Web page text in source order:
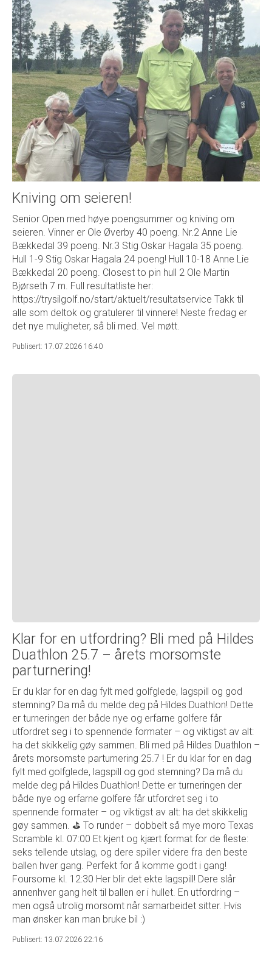
Kniving om seieren!
Senior Open med høye poengsummer og kniving om
seieren. Vinner er Ole Øverby 40 poeng. Nr.2 Anne Lie
Bækkedal 39 poeng. Nr.3 Stig Oskar Hagala 35 poeng.
Hull 1-9 Stig Oskar Hagala 24 poeng! Hull 10-18 Anne Lie
Bækkedal 20 poeng. Closest to pin hull 2 Ole Martin
Bjørseth 7 m. Full resultatliste her:
https://trysilgolf.no/start/aktuelt/resultatservice Takk til
alle som deltok og gratulerer til vinnere! Neste fredag er
det nye muligheter, så bli med. Vel møtt.
Publisert: 17.07.2026 16:40
Klar for en utfordring? Bli med på Hildes
Duathlon 25.7 – årets morsomste
parturnering!
Er du klar for en dag fylt med golfglede, lagspill og god
stemning? Da må du melde deg på Hildes Duathlon! Dette
er turneringen der både nye og erfarne golfere får
utfordret seg i to spennende formater – og viktigst av alt:
ha det skikkelig gøy sammen. Bli med på Hildes Duathlon –
årets morsomste parturnering 25.7 ! Er du klar for en dag
fylt med golfglede, lagspill og god stemning? Da må du
melde deg på Hildes Duathlon! Dette er turneringen der
både nye og erfarne golfere får utfordret seg i to
spennende formater – og viktigst av alt: ha det skikkelig
gøy sammen. ⛳ To runder – dobbelt så mye moro Texas
Scramble kl. 07:00 Et kjent og kjært format for de fleste:
seks tellende utslag, og dere spiller videre fra den beste
ballen hver gang. Perfekt for å komme godt i gang!
Foursome kl. 12:30 Her blir det ekte lagspill! Dere slår
annenhver gang helt til ballen er i hullet. En utfordring –
men også utrolig morsomt når samarbeidet sitter. Hvis
man ønsker kan man bruke bil :)
Publisert: 13.07.2026 22:16